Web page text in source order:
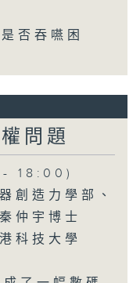
否吞嚥困
問題
18:00)
創造力學部、
仲宇博士
科技大學